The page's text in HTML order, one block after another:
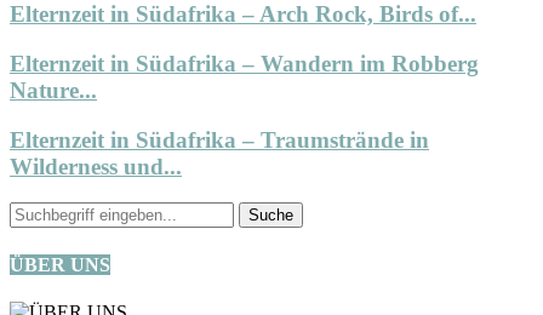
Elternzeit in Südafrika – Arch Rock, Birds of...
Elternzeit in Südafrika – Wandern im Robberg
Nature...
Elternzeit in Südafrika – Traumstrände in
Wilderness und...
ÜBER UNS